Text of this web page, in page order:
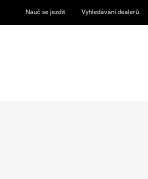
Nauč se jezdit Vyhledávání dealerů